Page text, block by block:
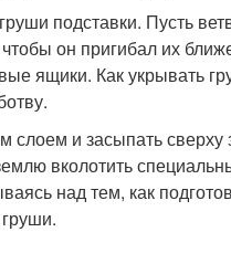
подставки. Пусть
он пригибал их
ящики. Как укрывать
слоем и засыпать
вколотить
над тем, как